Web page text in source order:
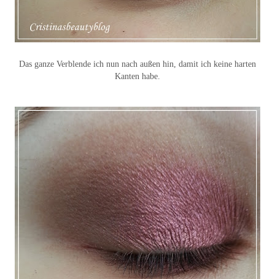
Das ganze Verblende ich nun nach außen hin, damit ich keine harten
Kanten habe.